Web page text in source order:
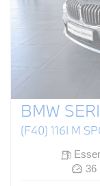
BMW
(F40) 116I M
36